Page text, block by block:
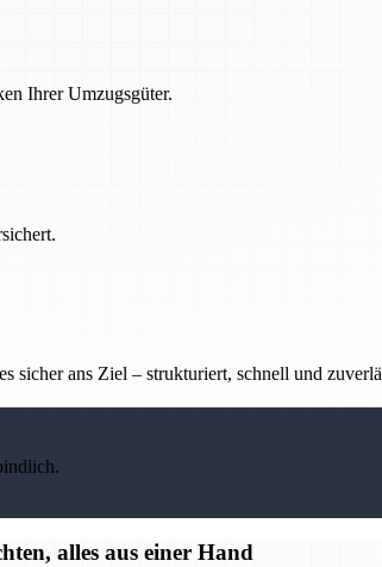
Ihrer Umzugsgüter.
sicher ans Ziel – strukturiert, schnell und
alles aus einer Hand